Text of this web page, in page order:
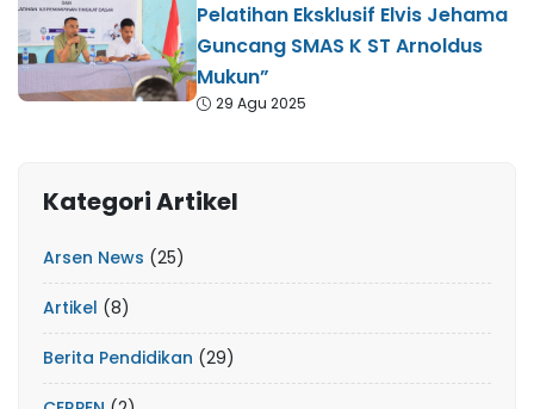
Pelatihan Eksklusif Elvis Jehama
Guncang SMAS K ST Arnoldus
Mukun”
29 Agu 2025
Kategori Artikel
Arsen News (25)
Artikel (8)
Berita Pendidikan (29)